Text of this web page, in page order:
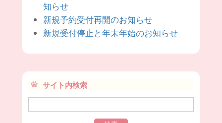
知らせ
新規予約受付再開のお知らせ
新規受付停止と年末年始のお知らせ
サイト内検索